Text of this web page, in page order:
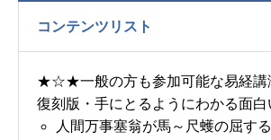
コンテンツリスト
★☆★一般の方も参加可能な易経講
復刻版・手にとるようにわかる面白
人間万事塞翁が馬～尺蠖の屈す